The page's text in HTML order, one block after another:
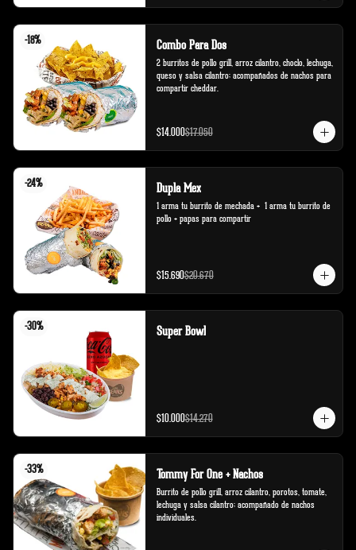
-18% Combo Para Dos
2 burritos de pollo grill, arroz cilantro, choclo, lechuga,
queso y salsa cilantro; acompañados de nachos para
compartir cheddar.
$14.000$17.050
-24% Dupla Mex
1 arma tu burrito de mechada +  1 arma tu burrito de
pollo + papas para compartir
$15.690$20.670
-30% Super Bowl
$10.000$14.270
-33% Tommy For One + Nachos
Burrito de pollo grill, arroz cilantro, porotos, tomate,
lechuga y salsa cilantro; acompañado de nachos
individuales.